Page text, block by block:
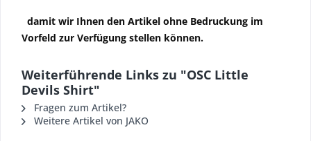
damit wir Ihnen den Artikel ohne Bedruckung im
Vorfeld zur Verfügung stellen können.
Weiterführende Links zu "OSC Little
Devils Shirt"
Fragen zum Artikel?
Weitere Artikel von JAKO